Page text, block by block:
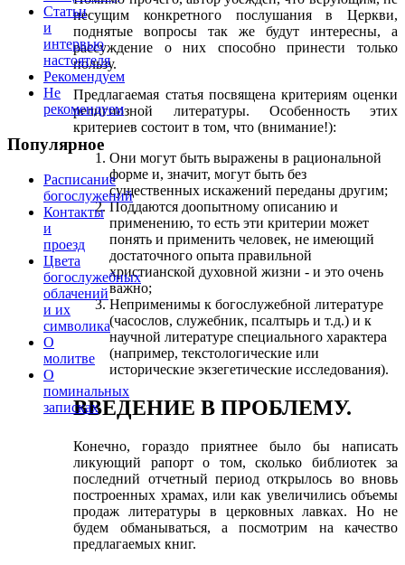
несущим конкретного послушания в Церкви,
поднятые вопросы так же будут интересны, а
рассуждение о них способно принести только
пользу.
Предлагаемая статья посвящена критериям оценки
религиозной литературы. Особенность этих
критериев состоит в том, что (внимание!):
Они могут быть выражены в рациональной
форме и, значит, могут быть без
существенных искажений переданы другим;
Поддаются доопытному описанию и
применению, то есть эти критерии может
понять и применить человек, не имеющий
достаточного опыта правильной
христианской духовной жизни - и это очень
важно;
Неприменимы к богослужебной литературе
(часослов, служебник, псалтырь и т.д.) и к
научной литературе специального характера
(например, текстологические или
исторические экзегетические исследования).
ВВЕДЕНИЕ В ПРОБЛЕМУ.
Конечно, гораздо приятнее было бы написать
ликующий рапорт о том, сколько библиотек за
последний отчетный период открылось во вновь
построенных храмах, или как увеличились объемы
продаж литературы в церковных лавках. Но не
будем обманываться, а посмотрим на качество
предлагаемых книг.
Статьи
и
интервью
настоятеля
Рекомендуем
Не
рекомендуем
Популярное
Расписание
богослужений
Контакты
и
проезд
Цвета
богослужебных
облачений
и их
символика
О
молитве
О
поминальных
записках